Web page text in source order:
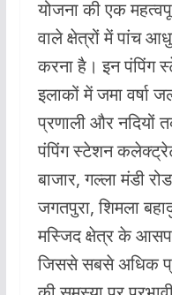
योजना की एक
वाले क्षेत्रों में पांच
करना है। इन पंपिंग
इलाकों में जमा
प्रणाली और नदियों
पंपिंग स्टेशन
बाजार, गल्ला मंडी
जगतपुरा, शिमला
मस्जिद क्षेत्र के
जिससे सबसे अधिक